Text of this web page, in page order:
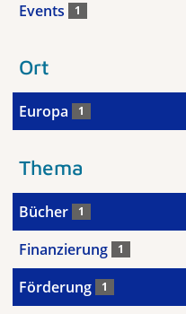
Events 1
Ort
Europa 1
Thema
Bücher 1
Finanzierung 1
Förderung 1